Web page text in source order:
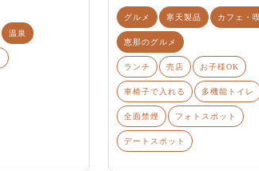
温泉
グルメ 寒天製品 カフェ・
恵那のグルメ
ランチ 売店 お子様OK
車椅子で入れる 多機能トイレ
全面禁煙 フォトスポット
デートスポット